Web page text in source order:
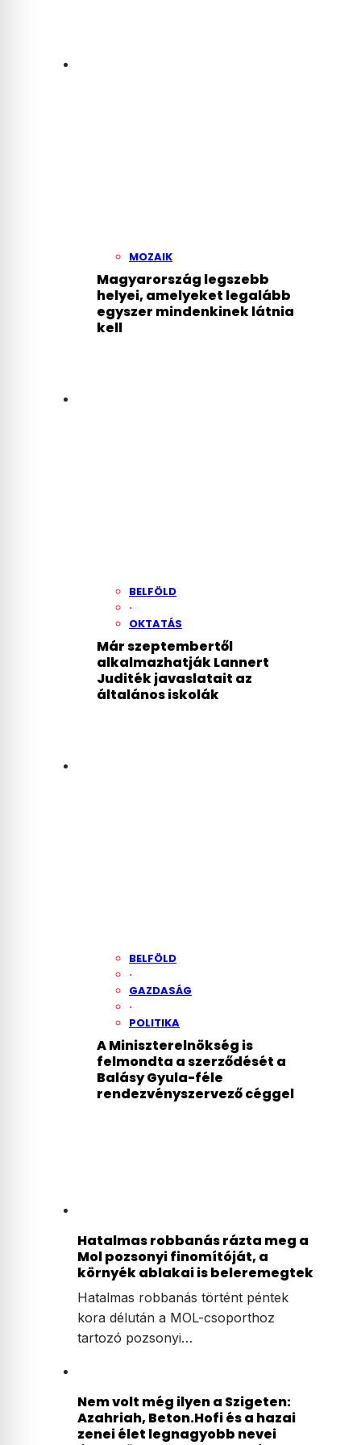
MOZAIK
Magyarország legszebb
helyei, amelyeket legalább
egyszer mindenkinek látnia
kell
BELFÖLD
·
OKTATÁS
Már szeptembertől
alkalmazhatják Lannert
Juditék javaslatait az
általános iskolák
BELFÖLD
·
GAZDASÁG
·
POLITIKA
A Miniszterelnökség is
felmondta a szerződését a
Balásy Gyula-féle
rendezvényszervező céggel
Hatalmas robbanás rázta meg a
Mol pozsonyi finomítóját, a
környék ablakai is beleremegtek
Hatalmas robbanás történt péntek
kora délután a MOL-csoporthoz
tartozó pozsonyi…
Nem volt még ilyen a Szigeten:
Azahriah, Beton.Hofi és a hazai
zenei élet legnagyobb nevei